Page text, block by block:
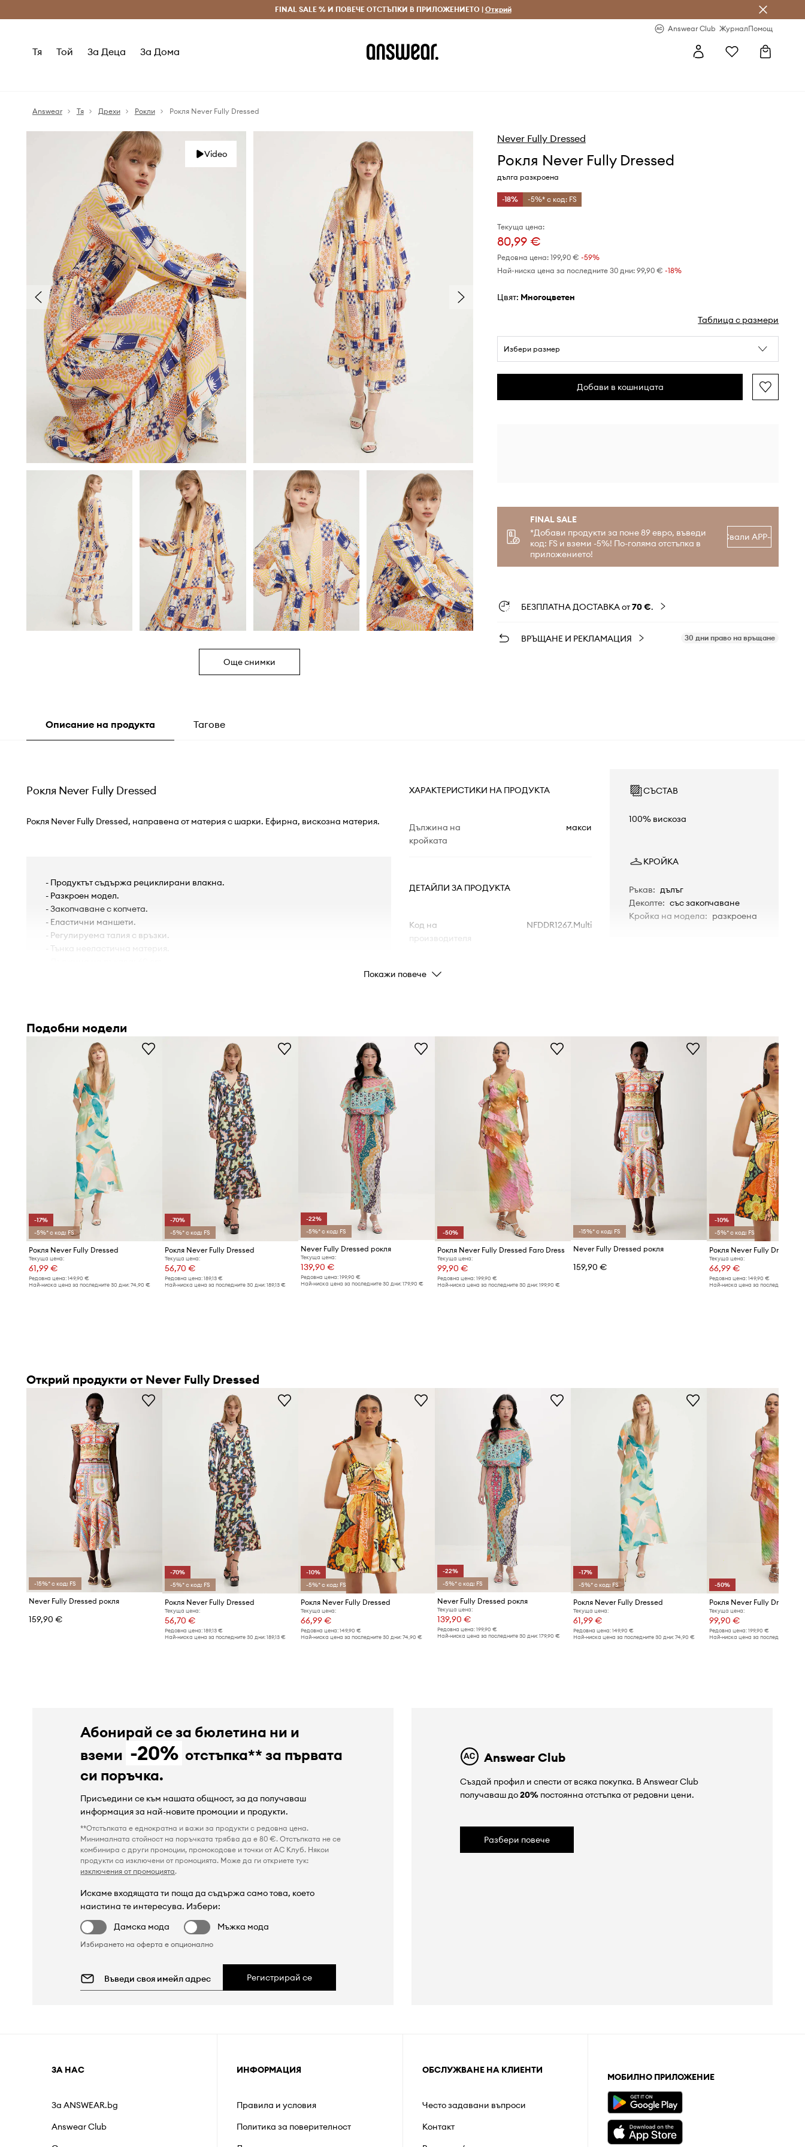
Безплатни доставка и връщане за поръчки над 70 EUR Доставка 1-5 дни
FINAL SALE % И ПОВЕЧЕ ОТСТЪПКИ В ПРИЛОЖЕНИЕТО | Открий
Answear Club ЖурналПомощ
Тя Той За Деца За Дома
Answear Тя Дрехи Рокли Рокля Never Fully Dressed
Video
Още снимки
Never Fully Dressed
Рокля Never Fully Dressed
дълга разкроена
-18% -5%* с код: FS
Текуща цена:
80,99 €
Редовна цена: 199,90 € -59%
Най-ниска цена за последните 30 дни: 99,90 € -18%
Цвят: многоцветен
Таблица с размери
Избери размер
Добави в кошницата
FINAL SALE
*Добави продукти за поне 89 евро, въведи
код: FS и вземи -5%! По-голяма отстъпка в
приложението!
Свали APP-а
БЕЗПЛАТНА ДОСТАВКА от70 €.
ВРЪЩАНЕ И РЕКЛАМАЦИЯ 30 дни право на връщане
Описание на продукта Тагове
Рокля Never Fully Dressed
Рокля Never Fully Dressed, направена от материя с шарки. Ефирна, вискозна материя.
- Продуктът съдържа рециклирани влакна.
- Разкроен модел.
- Закопчаване с копчета.
- Еластични маншети.
- Регулируема талия с връзки.
- Тънка нееластична материя.
ХАРАКТЕРИСТИКИ НА ПРОДУКТА
Дължина на
кройката
макси
ДЕТАЙЛИ ЗА ПРОДУКТА
Код на
производителя
NFDDR1267.Multi
Цвят
Производител
СЪСТАВ
100% вискоза
КРОЙКА
Ръкав: дълъг
Деколте: със закопчаване
Кройка на модела: разкроена
Покажи повече
Подобни модели
-17%
-5%* с код: FS
Рокля Never Fully Dressed
Текуща цена:
61,99 €
Редовна цена: 149,90 €
Най-ниска цена за последните 30 дни: 74,90 €
-70%
-5%* с код: FS
Рокля Never Fully Dressed
Текуща цена:
56,70 €
Редовна цена:189,13 €
Най-ниска цена за последните 30 дни:189,13 €
-22%
-5%* с код: FS
Never Fully Dressed рокля
Текуща цена:
139,90 €
Редовна цена: 199,90 €
Най-ниска цена за последните 30 дни: 179,90 €
-50%
Рокля Never Fully Dressed Faro Dress
Текуща цена:
99,90 €
Редовна цена: 199,90 €
Най-ниска цена за последните 30 дни: 199,90 €
-15%* с код: FS
Never Fully Dressed рокля
159,90 €
-10%
-5%* с код: FS
Рокля Never Fully Dressed
Текуща цена:
66,99 €
Редовна цена: 149,90 €
Най-ниска цена за последните 30
Открий продукти от Never Fully Dressed
-15%* с код: FS
Never Fully Dressed рокля
159,90 €
-70%
-5%* с код: FS
Рокля Never Fully Dressed
Текуща цена:
56,70 €
Редовна цена:189,13 €
Най-ниска цена за последните 30 дни:189,13 €
-10%
-5%* с код: FS
Рокля Never Fully Dressed
Текуща цена:
66,99 €
Редовна цена: 149,90 €
Най-ниска цена за последните 30 дни: 74,90 €
-22%
-5%* с код: FS
Never Fully Dressed рокля
Текуща цена:
139,90 €
Редовна цена: 199,90 €
Най-ниска цена за последните 30 дни: 179,90 €
-17%
-5%* с код: FS
Рокля Never Fully Dressed
Текуща цена:
61,99 €
Редовна цена:149,90 €
Най-ниска цена за последните 30 дни:74,90 €
-50%
Рокля Never Fully Dressed
Текуща цена:
99,90 €
Редовна цена: 199,90 €
Най-ниска цена за последните 30
Абонирай се за бюлетина ни и
вземи -20% отстъпка** за първата
си поръчка.
Присъедини се към нашата общност, за да получаваш
информация за най-новите промоции и продукти.
**Отстъпката е еднократна и важи за продукти с редовна цена.
Минималната стойност на поръчката трябва да е 80 €. Отстъпката не се
комбинира с други промоции, промокодове и точки от AC Клуб. Някои
продукти са изключени от промоцията. Може да ги откриете тук:
изключения от промоцията.
Искаме входящата ти поща да съдържа само това, което
наистина те интересува. Избери:
Дамска мода
Мъжка мода
Избирането на оферта е опционално
Регистрирай се
Answear Club
Създай профил и спести от всяка покупка. В Answear Club
получаваш до20%постоянна отстъпка от редовни цени.
Разбери повече
ЗА НАС
За ANSWEAR.bg
Answear Club
ИНФОРМАЦИЯ
Правила и условия
Политика за поверителност
ОБСЛУЖВАНЕ НА КЛИЕНТИ
Често задавани въпроси
Контакт
МОБИЛНО ПРИЛОЖЕНИЕ